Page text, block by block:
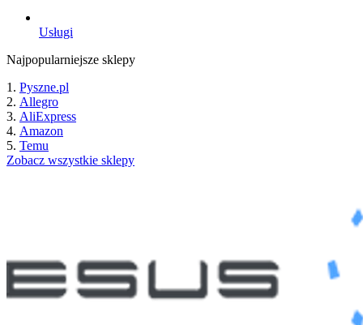
Usługi
Najpopularniejsze sklepy
Pyszne.pl
Allegro
AliExpress
Amazon
Temu
Zobacz wszystkie sklepy